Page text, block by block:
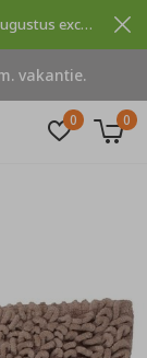
0 0
vakantie.
I.v.m. vakantie zijn wij gesloten van 16 juli t/m 8 augustus excuses voor dit ongemak.